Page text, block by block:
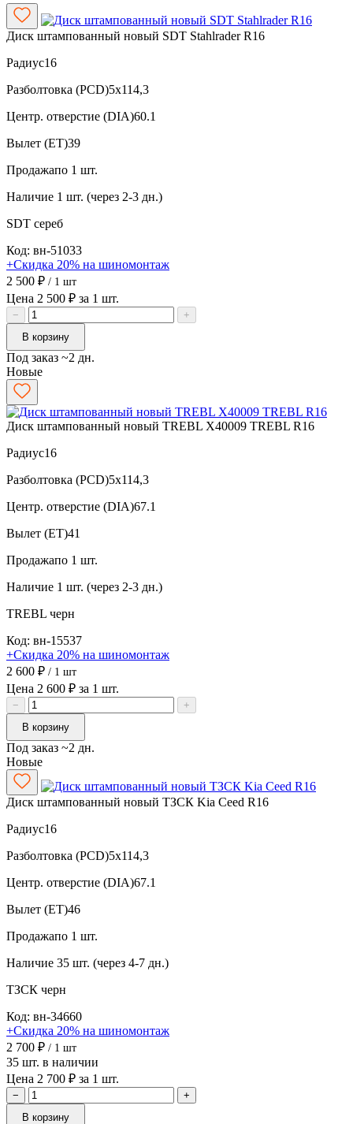
Диск штампованный новый SDT Stahlrader R16
Радиус16
Разболтовка (PCD)5x114,3
Центр. отверстие (DIA)60.1
Вылет (ET)39
Продажапо 1 шт.
Наличие 1 шт. (через 2-3 дн.)
SDT сереб
Код: вн-51033
+Скидка 20% на шиномонтаж
2 500 ₽ / 1 шт
Цена 2 500 ₽ за 1 шт.
−
+
В корзину
Под заказ ~2 дн.
Новые
Диск штампованный новый TREBL X40009 TREBL R16
Радиус16
Разболтовка (PCD)5x114,3
Центр. отверстие (DIA)67.1
Вылет (ET)41
Продажапо 1 шт.
Наличие 1 шт. (через 2-3 дн.)
TREBL черн
Код: вн-15537
+Скидка 20% на шиномонтаж
2 600 ₽ / 1 шт
Цена 2 600 ₽ за 1 шт.
−
+
В корзину
Под заказ ~2 дн.
Новые
Диск штампованный новый ТЗСК Kia Ceed R16
Радиус16
Разболтовка (PCD)5x114,3
Центр. отверстие (DIA)67.1
Вылет (ET)46
Продажапо 1 шт.
Наличие 35 шт. (через 4-7 дн.)
ТЗСК черн
Код: вн-34660
+Скидка 20% на шиномонтаж
2 700 ₽ / 1 шт
35 шт. в наличии
Цена 2 700 ₽ за 1 шт.
−
+
В корзину